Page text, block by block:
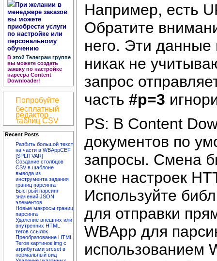
При желании в
менеджере заказов
вы можете
приобрести услуги
по настройке или
персональному
обучению
В этой Телеграм группе
вы можете создать
заявку по настройке
парсера Content
Downloader!
Попробуйте
бесплатный
редактор
таблиц CSV
Recent Posts
Разбить большой текст
на части в WBAppCEF
[SPLITVAR]
Создание столбцов
CSV в шаблоне
вывода из
инструмента задания
границ парсинга
Быстрый парсинг
значений JSON
элементов
Новые макросы границ
парсинга
Удаление внешних или
внутренних HTML
тегов ссылок
Преобразование HTML
Тегов картинок img с
атрибутами srcset в
нормальный вид
Например, есть
Обратите
него. Эти данные
никак не
запрос
часть #p=3
PS: В Content
документов по
запросы. Смена
окне настроек
Используйте
для отправки
WBApp для
использованием